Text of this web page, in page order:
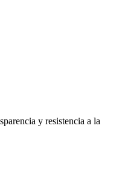
y resistencia a la